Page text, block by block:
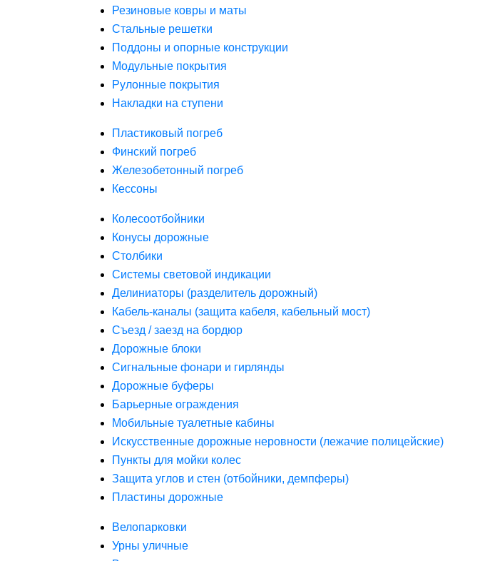
Резиновые ковры и маты
Стальные решетки
Поддоны и опорные конструкции
Модульные покрытия
Рулонные покрытия
Накладки на ступени
Пластиковый погреб
Финский погреб
Железобетонный погреб
Кессоны
Колесоотбойники
Конусы дорожные
Столбики
Системы световой индикации
Делиниаторы (разделитель дорожный)
Кабель-каналы (защита кабеля, кабельный мост)
Съезд / заезд на бордюр
Дорожные блоки
Сигнальные фонари и гирлянды
Дорожные буферы
Барьерные ограждения
Мобильные туалетные кабины
Искусственные дорожные неровности (лежачие полицейские)
Пункты для мойки колес
Защита углов и стен (отбойники, демпферы)
Пластины дорожные
Велопарковки
Урны уличные